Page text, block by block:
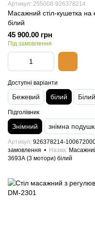
Артикул: 255008-926378214
Масажний стіл-кушетка на
білий
45 900.00 грн
Під замовлення
Доступні варіанти
Бежевий білий Білий
Підголівник
Знімний знімна
Артикул 926378214-
замовлення
Назва
3693А (3 мотори) білий